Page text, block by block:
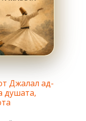
Джалал ад-
душата,